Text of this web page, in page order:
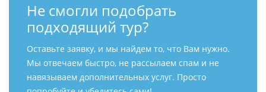
Не смогли подобрать
подходящий тур?
Оставьте заявку, и мы найдем то, что Вам нужно.
Мы отвечаем быстро, не рассылаем спам и не
навязываем дополнительных услуг. Просто